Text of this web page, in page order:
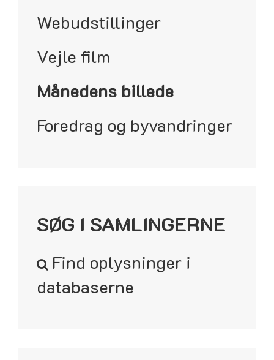
Webudstillinger
Vejle film
Månedens billede
Foredrag og byvandringer
SØG I SAMLINGERNE
Find oplysninger i
databaserne